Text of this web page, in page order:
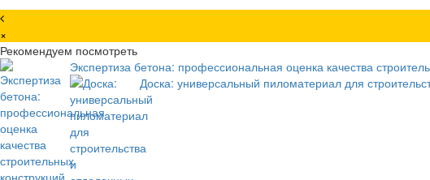
×
Рекомендуем посмотреть
Экспертиза бетона: профессиональная оценка качества
Доска: универсальный пиломатериал для